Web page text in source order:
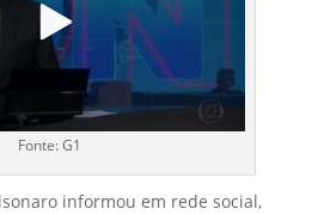
Fonte: G1
informou em rede social,